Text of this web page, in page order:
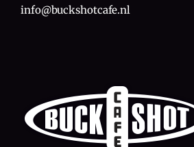
info@buckshotcafe.nl